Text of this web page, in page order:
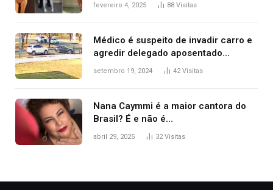
fevereiro 4, 2025 88 Visitas
Médico é suspeito de invadir carro e
agredir delegado aposentado
durante confusão no trânsito
setembro 19, 2024 42Visitas
Nana Caymmi é a maior cantora do
Brasil? É e não é…
abril 29, 2025 32Visitas